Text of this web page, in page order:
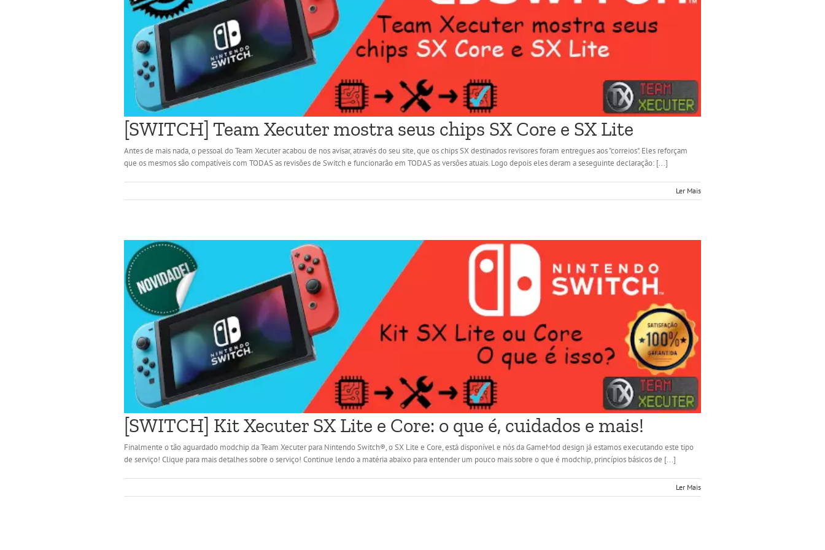
[SWITCH] Team Xecuter mostra seus chips SX Core e SX Lite
Antes de mais nada, o pessoal do Team Xecuter acabou de nos avisar, através do seu site, que os chips SX destinados revisores foram entregues aos "correios". Eles reforçam
que os mesmos são compatíveis com TODAS as revisões de Switch e funcionarão em TODAS as versões atuais. Logo depois eles deram a seseguinte declaração: [...]
Ler Mais
[SWITCH] Kit Xecuter SX Lite e Core: o que é, cuidados e mais!
Finalmente o tão aguardado modchip da Team Xecuter para Nintendo Switch®, o SX Lite e Core, está disponível e nós da GameMod design já estamos executando este tipo
de serviço! Clique para mais detalhes sobre o serviço! Continue lendo a matéria abaixo para entender um pouco mais sobre o que é modchip, princípios básicos de [...]
Ler Mais